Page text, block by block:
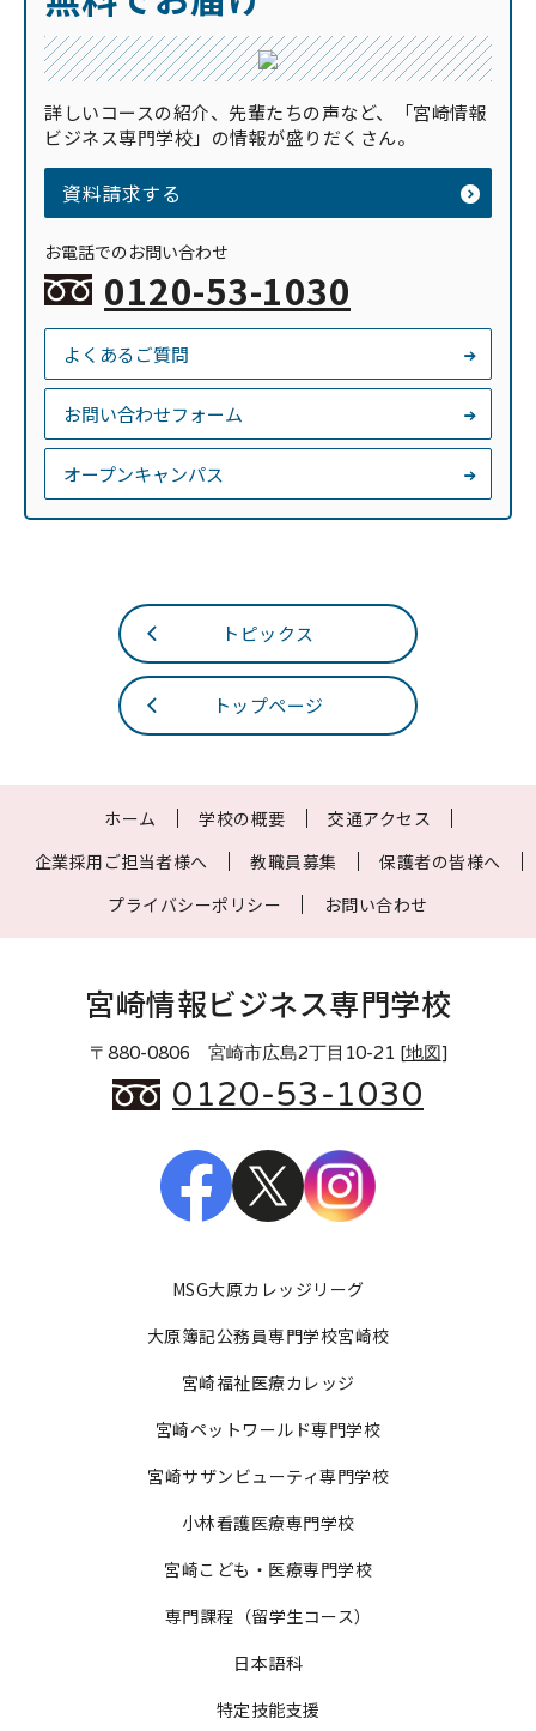
詳しいコースの紹介、先輩たちの声など、「宮崎情報
ビジネス専門学校」の情報が盛りだくさん。
資料請求する
お電話でのお問い合わせ
0120-53-1030
よくあるご質問
お問い合わせフォーム
オープンキャンパス
トピックス
トップページ
ホーム 学校の概要
交通アクセス
企業採用ご担当者様へ
教職員募集
保護者の皆様へ
プライバシーポリシー
お問い合わせ
宮崎情報ビジネス専門学校
〒880-0806 宮崎市広島2丁目10-21 [地図]
0120-53-1030
MSG大原カレッジリーグ
大原簿記公務員専門学校宮崎校
宮崎福祉医療カレッジ
宮崎ペットワールド専門学校
宮崎サザンビューティ専門学校
小林看護医療専門学校
宮崎こども・医療専門学校
専門課程（留学生コース）
日本語科
特定技能支援